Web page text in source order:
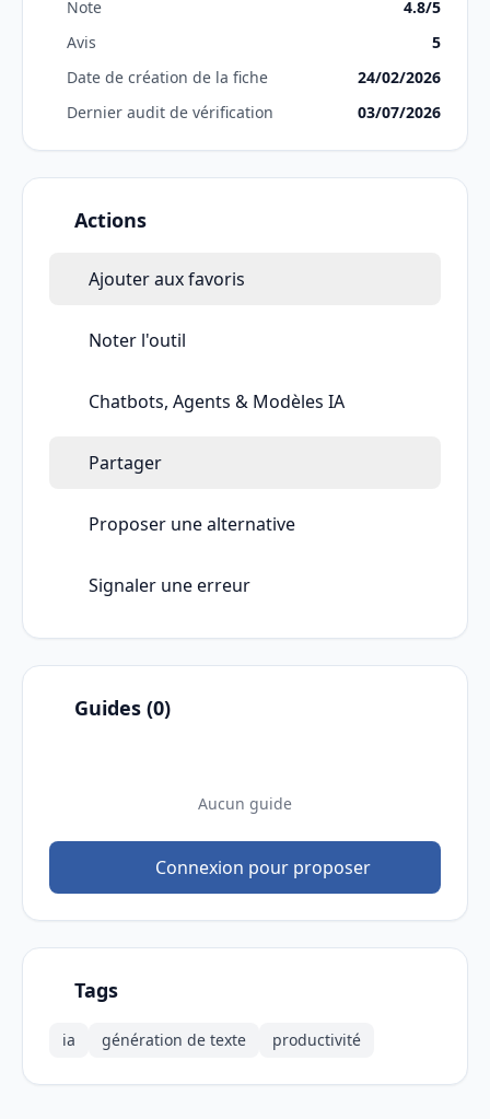
Note
4.8/5
Avis
5
Date de création de la fiche
24/02/2026
Dernier audit de vérification
03/07/2026
Actions
Ajouter aux favoris
Noter l'outil
Chatbots, Agents & Modèles IA
Partager
Proposer une alternative
Signaler une erreur
Guides (0)
Aucun guide
Connexion pour proposer
Tags
ia génération de texte productivité